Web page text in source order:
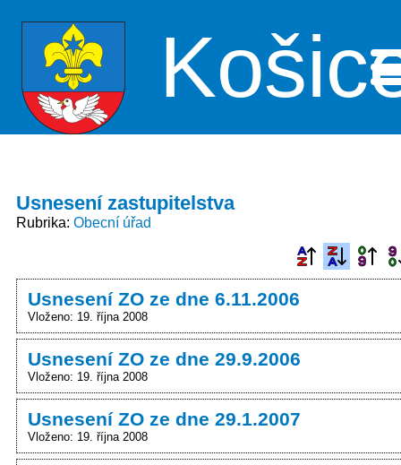
Usnesení zastupitelstva
Rubrika Obecní úřad
Usnesení ZO ze dne 6.11.2006
Vloženo: 19. října 2008
Usnesení ZO ze dne 29.9.2006
Vloženo: 19. října 2008
Usnesení ZO ze dne 29.1.2007
Vloženo: 19. října 2008